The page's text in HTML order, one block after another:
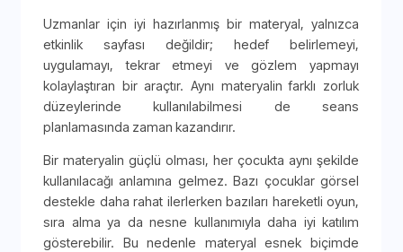
Uzmanlar için iyi hazırlanmış bir materyal, yalnızca
etkinlik sayfası değildir; hedef belirlemeyi,
uygulamayı, tekrar etmeyi ve gözlem yapmayı
kolaylaştıran bir araçtır. Aynı materyalin farklı zorluk
düzeylerinde kullanılabilmesi de seans
planlamasında zaman kazandırır.
Bir materyalin güçlü olması, her çocukta aynı şekilde
kullanılacağı anlamına gelmez. Bazı çocuklar görsel
destekle daha rahat ilerlerken bazıları hareketli oyun,
sıra alma ya da nesne kullanımıyla daha iyi katılım
gösterebilir. Bu nedenle materyal esnek biçimde